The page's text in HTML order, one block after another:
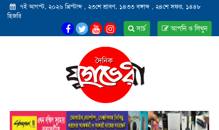
৭ই আগস্ট, ২০২৬ খ্রিস্টাব্দ , ২৩শে শ্রাবণ, ১৪৩৩ বঙ্গাব্দ , ২৪শে সফর, ১৪৪৮
হিজরি
আপনি ও লিখুন
সার্চ